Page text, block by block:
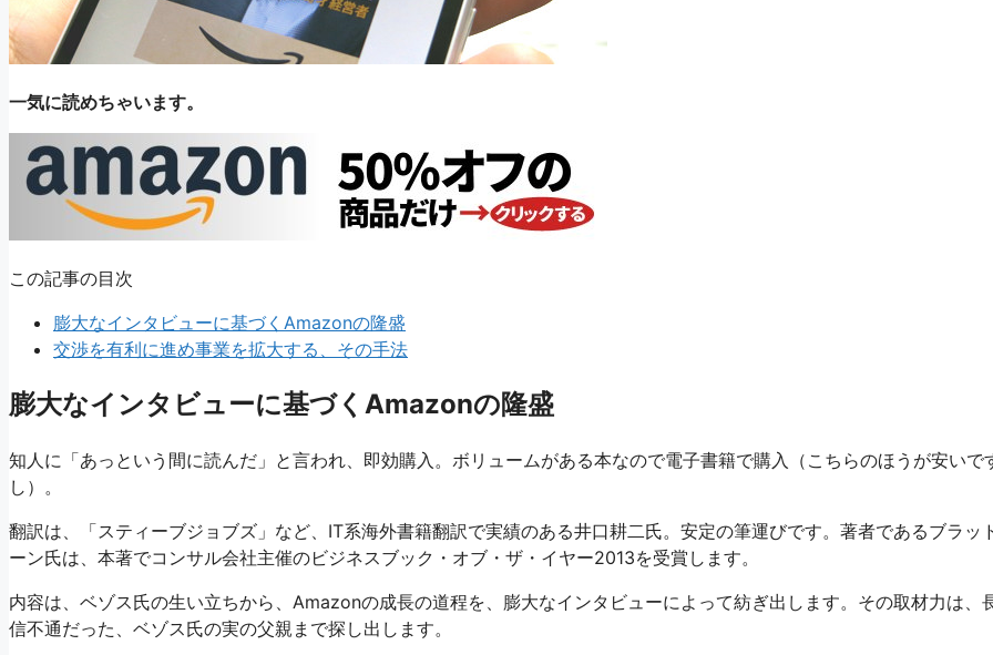
一気に読めちゃいます。
この記事の目次
膨大なインタビューに基づくAmazonの隆盛
交渉を有利に進め事業を拡大する、その手法
膨大なインタビューに基づくAmazonの隆盛
知人に「あっという間に読んだ」と言われ、即効購入。ボリュームがある本なので電子書籍で購入（こちらのほうが安いで
し）。
翻訳は、「スティーブジョブズ」など、IT系海外書籍翻訳で実績のある井口耕二氏。安定の筆運びです。著者であるブラッ
ーン氏は、本著でコンサル会社主催のビジネスブック・オブ・ザ・イヤー2013を受賞します。
内容は、ベゾス氏の生い立ちから、Amazonの成長の道程を、膨大なインタビューによって紡ぎ出します。その取材力は、
信不通だった、ベゾス氏の実の父親まで探し出します。